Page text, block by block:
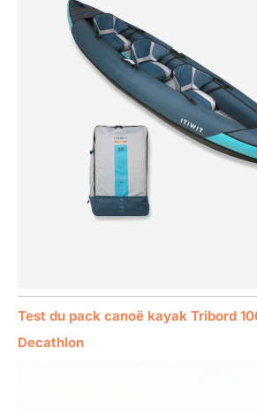
Test du pack canoë kayak Tribord
Decathlon